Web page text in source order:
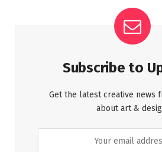
Subscribe to
Get the latest creative news
about art &